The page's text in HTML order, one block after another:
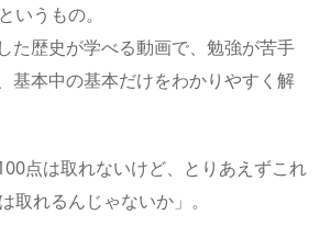
いうもの。
た歴史が学べる動画で、勉強が苦手
基本中の基本だけをわかりやすく解
点は取れないけど、とりあえずこれ
取れるんじゃないか」。